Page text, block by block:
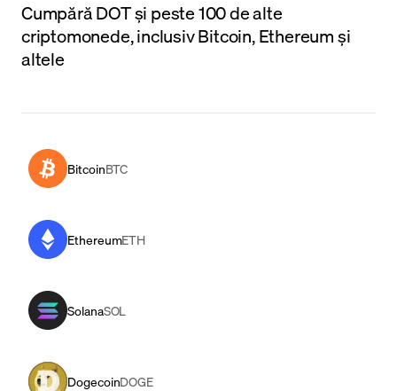
Cumpără DOT și peste 100 de alte
criptomonede, inclusiv Bitcoin, Ethereum și
altele
BitcoinBTC
EthereumETH
SolanaSOL
DogecoinDOGE